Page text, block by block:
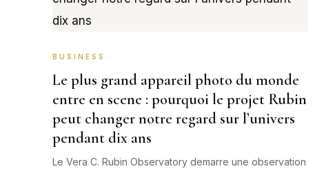
BUSINESS
Le plus grand appareil photo du monde
entre en scene : pourquoi le projet Rubin
peut changer notre regard sur l’univers
pendant dix ans
Le Vera C. Rubin Observatory demarre une observation